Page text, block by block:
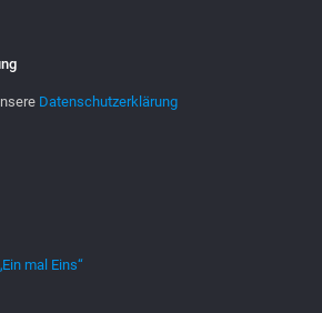
Datenschutzerklärung
mal Eins“